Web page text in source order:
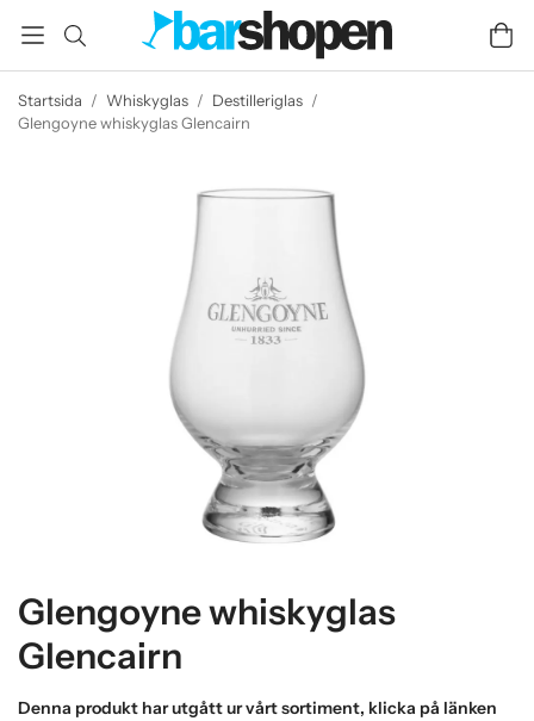
Startsida / Whiskyglas / Destilleriglas /
Glengoyne whiskyglas Glencairn
Glengoyne whiskyglas
Glencairn
Denna produkt har utgått ur vårt sortiment, klicka på länken